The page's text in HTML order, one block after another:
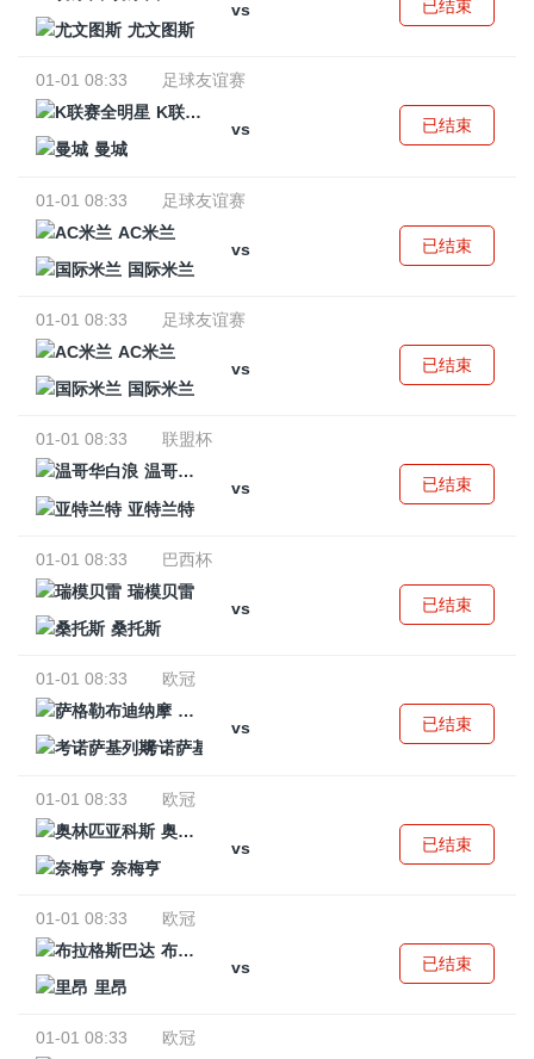
vs
尤文图斯
已结束
01-01 08:33
足球友谊赛
K联赛全明星
vs
曼城
已结束
01-01 08:33
足球友谊赛
AC米兰
vs
国际米兰
已结束
01-01 08:33
足球友谊赛
AC米兰
vs
国际米兰
已结束
01-01 08:33
联盟杯
温哥华白浪
vs
亚特兰特
已结束
01-01 08:33
巴西杯
瑞模贝雷
vs
桑托斯
已结束
01-01 08:33
欧冠
萨格勒布迪纳摩
vs
考诺萨基列斯
已结束
01-01 08:33
欧冠
奥林匹亚科斯
vs
奈梅亨
已结束
01-01 08:33
欧冠
布拉格斯巴达
vs
里昂
已结束
01-01 08:33
欧冠